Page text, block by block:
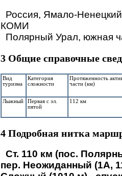
Россия, Ямало-
КОМИ
Полярный Урал, южная
3 Общие справочные
Вид
туризма
Категория
сложности
Протяженность
части (км)
Лыжный
Первая с эл.
пятой
112 км
4 Подробная нитка
Ст. 110 км (пос.
пер. Неожиданный (1А,